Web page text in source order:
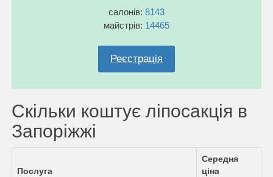
салонів: 8143
майстрів: 14465
Реєстрація
Скільки коштує ліпосакція в
Запоріжжі
Послуга
Середня
ціна